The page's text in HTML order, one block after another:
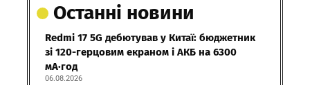
Останні новини
Redmi 17 5G дебютував у Китаї: бюджетник
зі 120-герцовим екраном і АКБ на 6300
мА·год
06.08.2026